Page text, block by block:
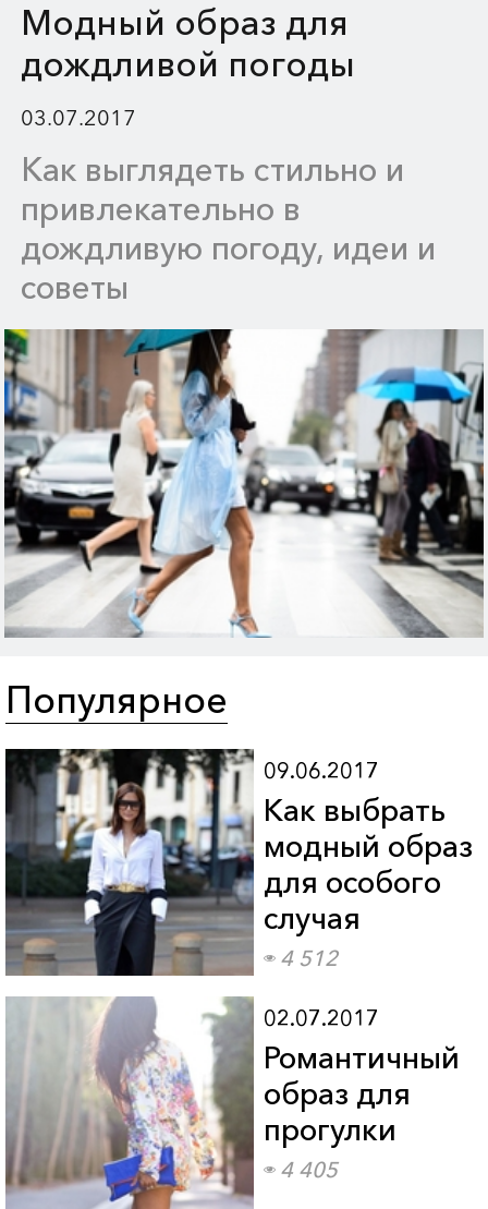
Модный образ для
дождливой погоды
03.07.2017
Как выглядеть стильно и
привлекательно в
дождливую погоду, идеи и
советы
Популярное
09.06.2017
Как выбрать
модный образ
для особого
случая
4 512
02.07.2017
Романтичный
образ для
прогулки
4 405